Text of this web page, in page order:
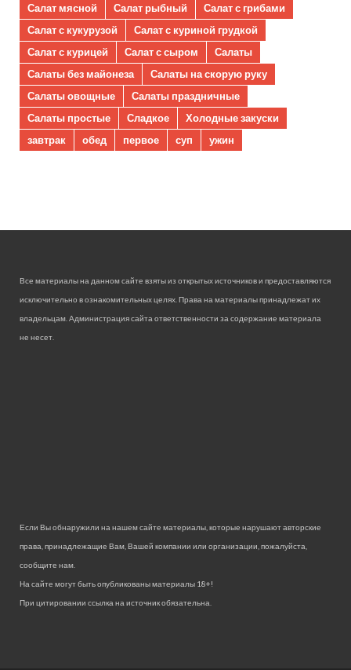
Салат мясной
Салат рыбный
Салат с грибами
Салат с кукурузой
Салат с куриной грудкой
Салат с курицей
Салат с сыром
Салаты
Салаты без майонеза
Салаты на скорую руку
Салаты овощные
Салаты праздничные
Салаты простые
Сладкое
Холодные закуски
завтрак
обед первое суп ужин
Все материалы на данном сайте взяты из открытых источников и предоставляются
исключительно в ознакомительных целях. Права на материалы принадлежат их
владельцам. Администрация сайта ответственности за содержание материала
не несет.
Если Вы обнаружили на нашем сайте материалы, которые нарушают авторские
права, принадлежащие Вам, Вашей компании или организации, пожалуйста,
сообщите нам.
На сайте могут быть опубликованы материалы 18+!
При цитировании ссылка на источник обязательна.